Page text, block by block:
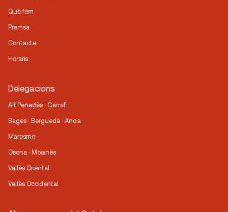
Què fem
Premsa
Contacte
Horaris
Delegacions
Alt Penedès · Garraf
Bages · Berguedà · Anoia
Maresme
Osona · Moianès
Vallès Oriental
Vallès Occidental